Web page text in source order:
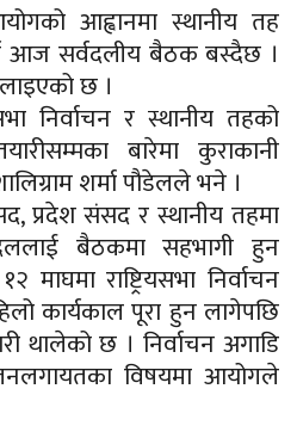
आह्वानमा स्थानीय तह
आज सर्वदलीय बैठक बस्दैछ ।
छ ।
निर्वाचन र स्थानीय तहको
बारेमा कुराकानी
शर्मा पौडेलले भने ।
प्रदेश संसद र स्थानीय तहमा
दललाई बैठकमा सहभागी हुन
माघमा राष्ट्रियसभा निर्वाचन
कार्यकाल पूरा हुन लागेपछि
थालेको छ । निर्वाचन अगाडि
विषयमा आयोगले